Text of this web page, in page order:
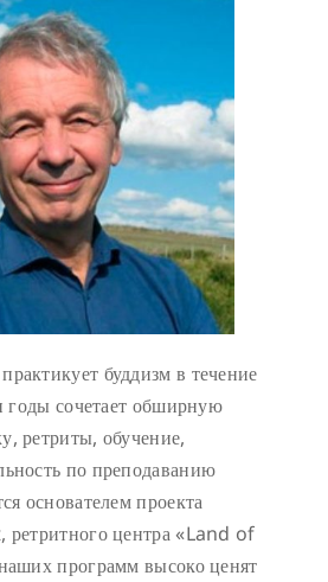
буддизм в течение
годы сочетает обширную
ретриты, обучение,
по преподаванию
основателем проекта
центра «Land of
программ высоко ценят